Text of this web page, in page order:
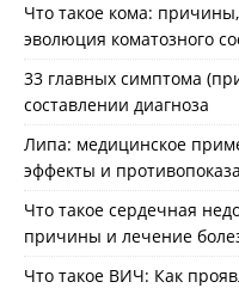
Что такое кома:
эволюция коматозного
33 главных симптома
составлении диагноза
Липа: медицинское
эффекты и
Что такое сердечная
причины и лечение
Что такое ВИЧ: Как